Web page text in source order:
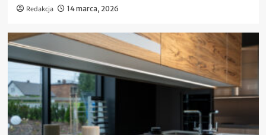
Redakcja 14 marca, 2026